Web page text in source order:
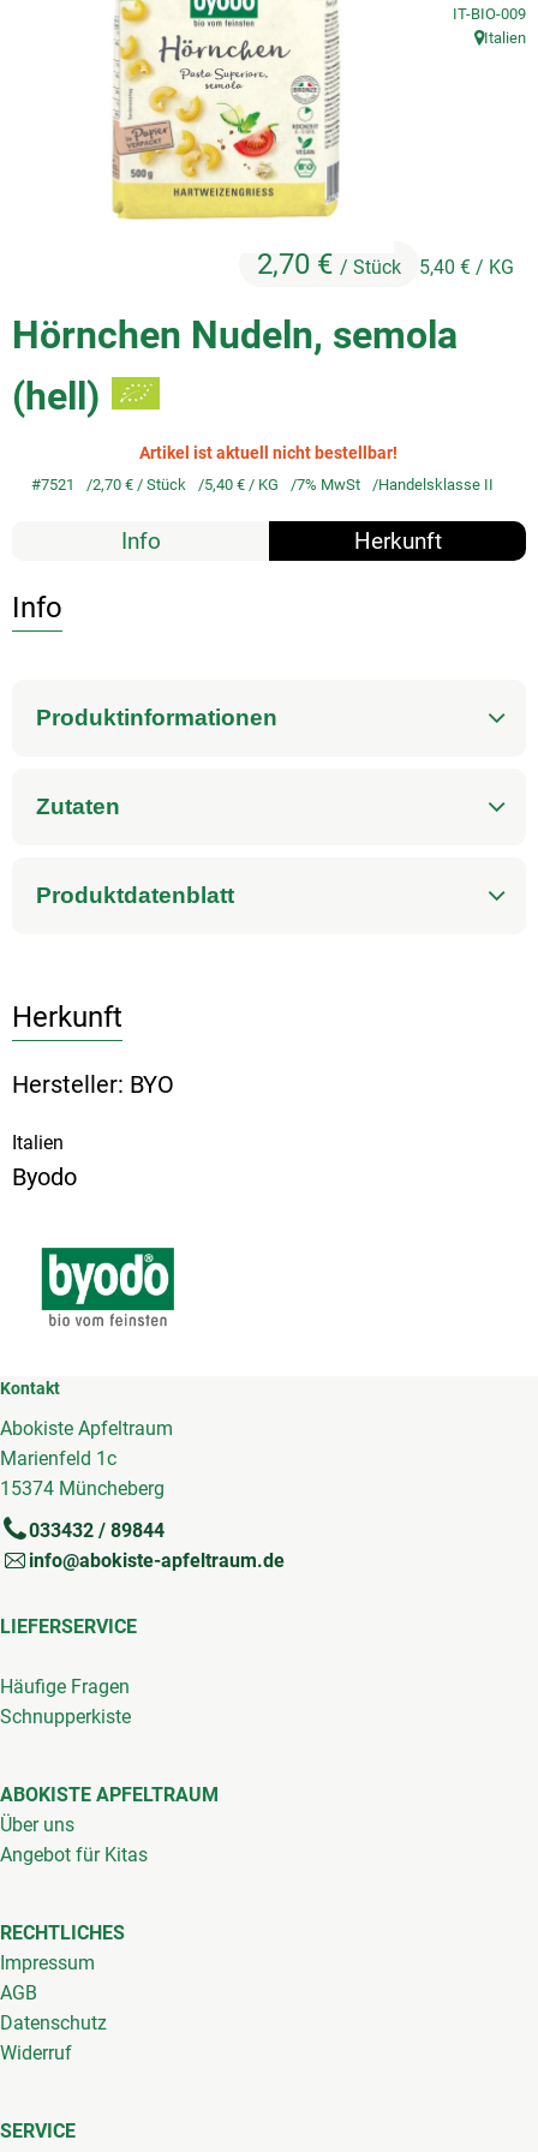
Unsere regionalen Erzeuger
Hörnchen Nudeln, semola
(hell)
2,70 € / Stück 5,40 € / KG
,IT-BIO-009
,
Italien
Artikel ist aktuell nicht bestellbar!
#7521 2,70 €/ Stück 5,40 €/ KG 7% MwSt Handelsklasse II
Info Herkunft
Info
Produktinformationen
Zutaten
Produktdatenblatt
Herkunft
Hersteller: BYO
Italien
Byodo
Kontakt
Abokiste Apfeltraum
Marienfeld 1c
15374 Müncheberg
033432 / 89844
info@abokiste-apfeltraum.de
LIEFERSERVICE
Häufige Fragen
Schnupperkiste
ABOKISTE APFELTRAUM
Über uns
Angebot für Kitas
RECHTLICHES
Impressum
AGB
Datenschutz
Widerruf
SERVICE